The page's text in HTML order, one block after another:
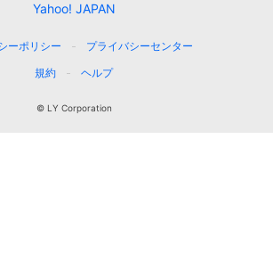
Yahoo! JAPAN
ーポリシー
プライバシーセンター
規約
ヘルプ
© LY Corporation